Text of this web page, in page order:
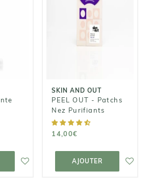
SKIN AND OUT
PEEL OUT - Patchs
Nez Purifiants
14,00€
AJOUTER
SKIN AND OUT
PEEL OUT -
Patchs Nez
Purifiants
AJOUTER AU
PANIER